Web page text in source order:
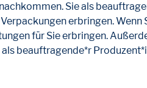
Sie als
erbringen.
für Sie erbringen.
beauftragende*r